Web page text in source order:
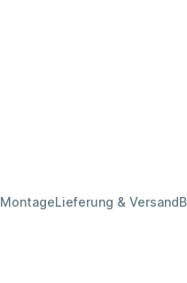
MontageLieferung & Versand